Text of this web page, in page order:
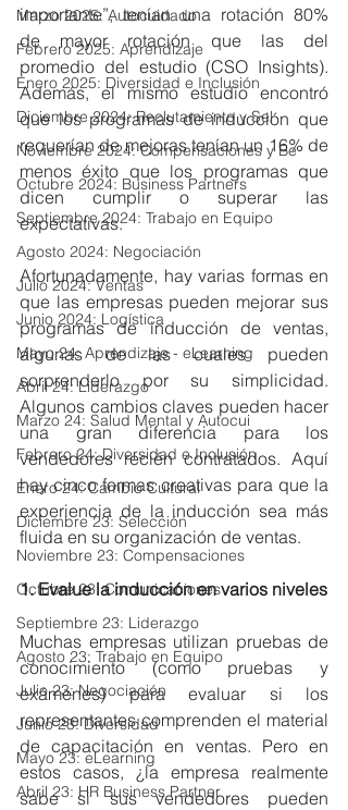
Marzo 2025: Autocuidado
Febrero 2025: Aprendizaje
Enero 2025: Diversidad e Inclusión
Diciembre 2024: Reclutamiento y Sel
Noviembre 2024: Compensaciones y Be
Octubre 2024: Business Partners
Septiembre 2024: Trabajo en Equipo
Agosto 2024: Negociación
Julio 2024: Ventas
Junio 2024: Logística
Mayo 24: Aprendizaje - eLearning
Abril 24: Liderazgo
Marzo 24: Salud Mental y Autocui
Febrero 24: Diversidad e Inclusión
Enero 24: Cambio Cultural
Diciembre 23: Selección
Noviembre 23: Compensaciones
Octubre 23: Comunicaciones
Septiembre 23: Liderazgo
Agosto 23: Trabajo en Equipo
Julio 23: Negociación
Junio 23: Diversidad
Mayo 23: eLearning
Abril 23: HR Business Partner
importante”, tenían una rotación 80%
de mayor rotación que las del
promedio del estudio (CSO Insights).
Además, el mismo estudio encontró
que los programas de inducción que
requerían de mejoras tenían un 16% de
menos éxito que los programas que
dicen cumplir o superar las
expectativas.
Afortunadamente, hay varias formas en
que las empresas pueden mejorar sus
programas de inducción de ventas,
algunas de las cuales pueden
sorprenderlo por su simplicidad.
Algunos cambios claves pueden hacer
una gran diferencia para los
vendedores recién contratados. Aquí
hay cinco formas creativas para que la
experiencia de la inducción sea más
fluida en su organización de ventas.
1. Evalue la inducción en varios niveles
Muchas empresas utilizan pruebas de
conocimiento (como pruebas y
exámenes) para evaluar si los
representantes comprenden el material
de capacitación en ventas. Pero en
estos casos, ¿la empresa realmente
sabe si sus vendedores pueden